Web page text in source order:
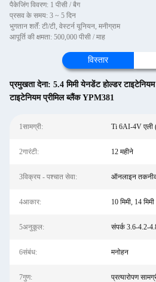
पैकेजिंग विवरण: 1 पीसी / बैग
प्रसव के समय: 3 ~ 5 दिन
भुगतान शर्तें: टी/टी, वेस्टर्न यूनियन, मनीग्राम
आपूर्ति की क्षमता: 500,000 पीसी / माह
विस्तार
प्रमुखता देना: 5.4 मिमी येनडेंट होल्डर
टाइटेनियम प्रीमिल ब्लैंक YPM381
1सामग्री: Ti 6AI-4V एली
2गारंटी: 12 महीने
3विक्रय - पश्चात सेवा: ऑनलाइन
4आकार: 10 मिमी, 14 मिमी
5अनुकूल: संपर्क 3.6-4.2-
6संबंध: मनोहन
7गुण: प्रत्यारोपण